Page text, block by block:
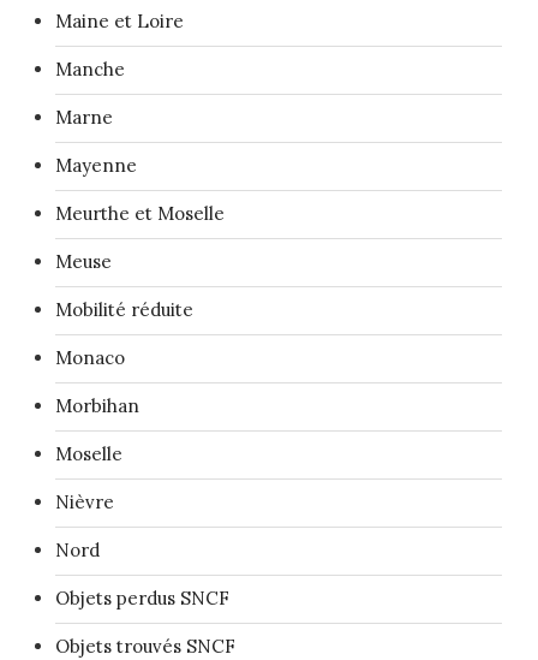
Maine et Loire
Manche
Marne
Mayenne
Meurthe et Moselle
Meuse
Mobilité réduite
Monaco
Morbihan
Moselle
Nièvre
Nord
Objets perdus SNCF
Objets trouvés SNCF